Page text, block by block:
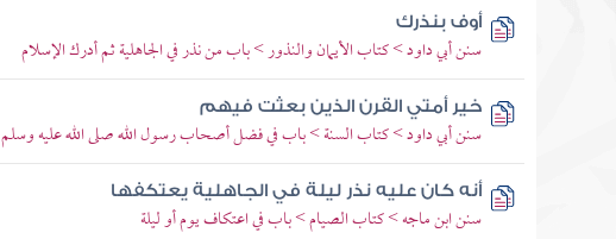
أوف بنذرك
سنن أبي داود > كتاب الأيمان والنذور > باب من نذر في الجاهلية ثم أدرك الإسلام
خير أمتي القرن الذين بعثت فيهم
سنن أبي داود > كتاب السنة > باب في فضل أصحاب رسول الله صلى الله عليه وسلم
أنه كان عليه نذر ليلة في الجاهلية يعتكفها
سنن ابن ماجه > كتاب الصيام > باب في اعتكاف يوم أو ليلة